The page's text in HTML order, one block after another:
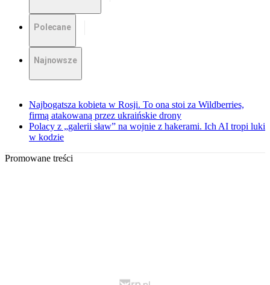
Polecane
Najnowsze
Najbogatsza kobieta w Rosji. To ona stoi za Wildberries,
firmą atakowaną przez ukraińskie drony
Polacy z „galerii sław” na wojnie z hakerami. Ich AI tropi luki
w kodzie
Promowane treści